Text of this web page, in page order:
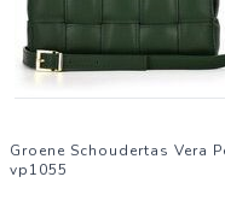
Groene Schoudertas Vera
vp1055